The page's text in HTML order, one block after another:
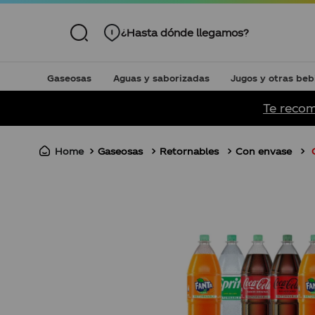
¿Hasta dónde llegamos?
Gaseosas Aguas y saborizadas Jugos y otras
Te
Gaseosas Retornables Con envase
BUSCADOS